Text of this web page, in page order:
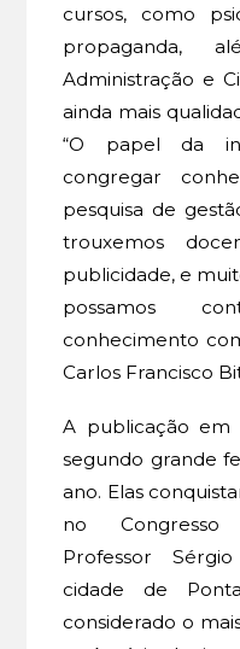
cursos, como
propaganda,
Administração e
ainda mais
“O papel da
congregar
pesquisa de
trouxemos
publicidade, e
possamos
conhecimento
Carlos Francisco
A publicação em
segundo grande
ano. Elas
no Congresso
Professor
cidade de
considerado o